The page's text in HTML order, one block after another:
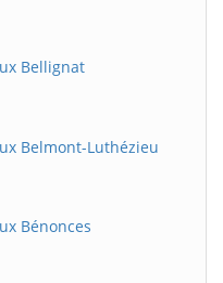
Bellignat
Belmont-Luthézieu
Bénonces